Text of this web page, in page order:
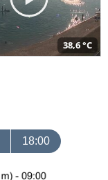
38,6 °C
18:00